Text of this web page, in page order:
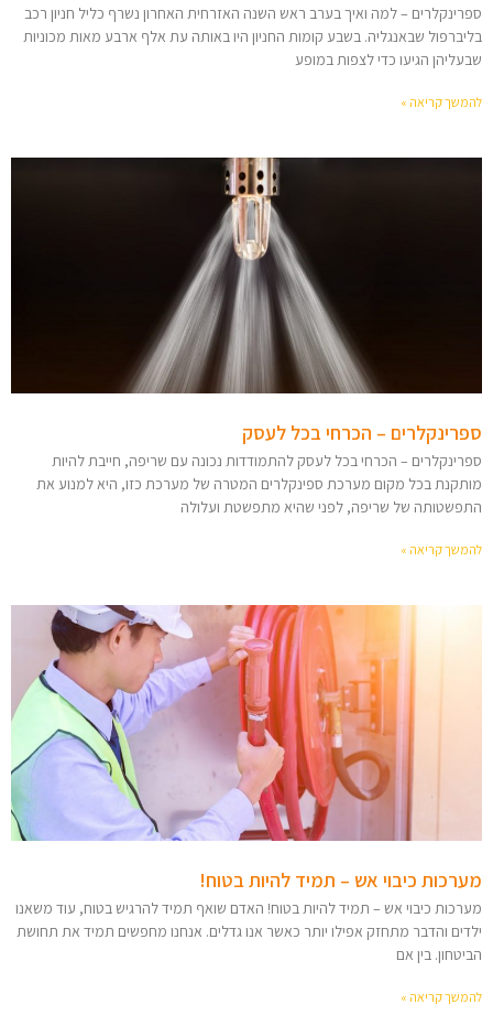
ספרינקלרים – למה ואיך בערב ראש השנה האזרחית האחרון נשרף כליל חניון רכב
בליברפול שבאנגליה. בשבע קומות החניון היו באותה עת אלף ארבע מאות מכוניות
שבעליהן הגיעו כדי לצפות במופע
להמשך קריאה »
ספרינקלרים – הכרחי בכל לעסק
ספרינקלרים – הכרחי בכל לעסק להתמודדות נכונה עם שריפה, חייבת להיות
מותקנת בכל מקום מערכת ספינקלרים המטרה של מערכת כזו, היא למנוע את
התפשטותה של שריפה, לפני שהיא מתפשטת ועלולה
להמשך קריאה »
מערכות כיבוי אש – תמיד להיות בטוח!
מערכות כיבוי אש – תמיד להיות בטוח! האדם שואף תמיד להרגיש בטוח, עוד משאנו
ילדים והדבר מתחזק אפילו יותר כאשר אנו גדלים. אנחנו מחפשים תמיד את תחושת
הביטחון. בין אם
להמשך קריאה »